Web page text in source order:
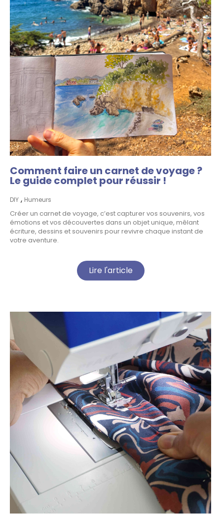
Comment faire un carnet de voyage ?
Le guide complet pour réussir !
DIY , Humeurs
Créer un carnet de voyage, c’est capturer vos souvenirs, vos
émotions et vos découvertes dans un objet unique, mêlant
écriture, dessins et souvenirs pour revivre chaque instant de
votre aventure.
Lire l'article